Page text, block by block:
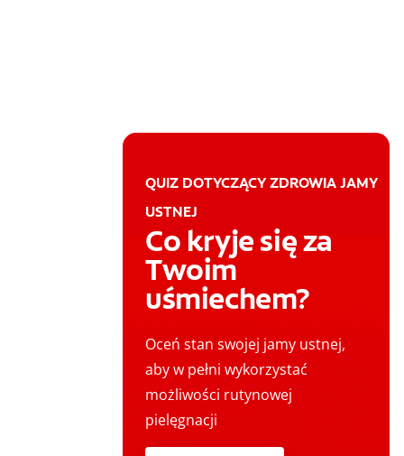
QUIZ DOTYCZĄCY ZDROWIA JAMY
USTNEJ
Co kryje się za
Twoim
uśmiechem?
Oceń stan swojej jamy ustnej,
aby w pełni wykorzystać
możliwości rutynowej
pielęgnacji